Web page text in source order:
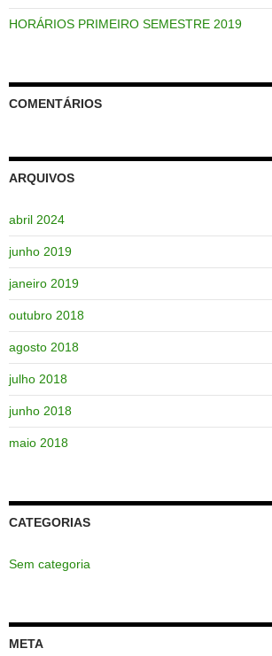
HORÁRIOS PRIMEIRO SEMESTRE 2019
COMENTÁRIOS
ARQUIVOS
abril 2024
junho 2019
janeiro 2019
outubro 2018
agosto 2018
julho 2018
junho 2018
maio 2018
CATEGORIAS
Sem categoria
META